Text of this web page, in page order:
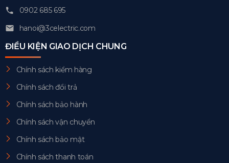
0902 685 695
hanoi@3celectric.com
ĐIỀU KIỆN GIAO DỊCH CHUNG
Chính sách kiểm hàng
Chính sách đổi trả
Chính sách bảo hành
Chính sách vận chuyển
Chính sách bảo mật
Chính sách thanh toán